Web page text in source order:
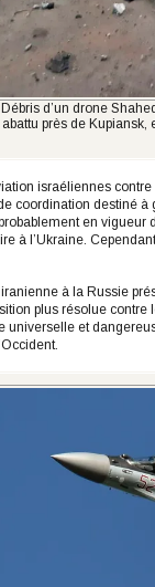
Débris d’un drone
abattu près de Kupiansk,
israéliennes
coordination destiné à
en vigueur
à l’Ukraine.
à la Russie
plus résolue
et